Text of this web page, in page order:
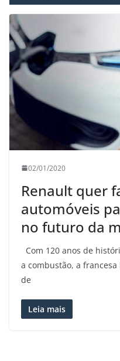
02/01/2020
Renault quer
automóveis
no futuro da
Com 120 anos de
a combustão, a
de
Leia mais